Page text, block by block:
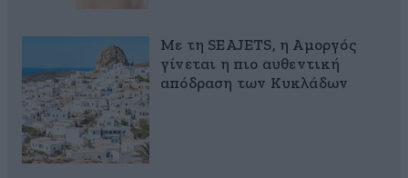
Με τη SEAJETS, η Αμοργός
γίνεται η πιο αυθεντική
απόδραση των Κυκλάδων